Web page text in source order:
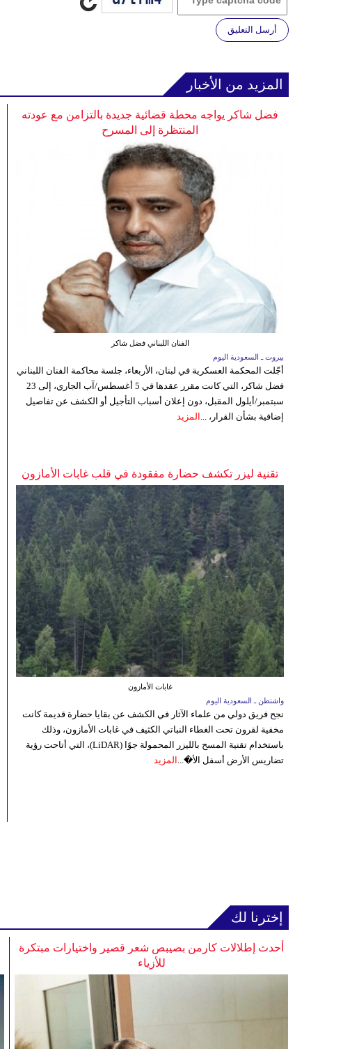
أرسل التعليق
المزيد من الأخبار
فضل شاكر يواجه محطة قضائية جديدة بالتزامن مع عودته
المنتظرة إلى المسرح
الفنان اللبناني فضل شاكر
بيروت ـ السعودية اليوم
أجّلت المحكمة العسكرية في لبنان، الأربعاء، جلسة محاكمة الفنان اللبناني
فضل شاكر، التي كانت مقرر عقدها في 5 أغسطس/آب الجاري، إلى 23
سبتمبر/أيلول المقبل، دون إعلان أسباب التأجيل أو الكشف عن تفاصيل
إضافية بشأن القرار، ... المزيد
تقنية ليزر تكشف حضارة مفقودة في قلب غابات الأمازون
غابات الأمازون
واشنطن ـ السعودية اليوم
نجح فريق دولي من علماء الآثار في الكشف عن بقايا حضارة قديمة كانت
مخفية لقرون تحت الغطاء النباتي الكثيف في غابات الأمازون، وذلك
باستخدام تقنية المسح بالليزر المحمولة جوًا (LiDAR)، التي أتاحت رؤية
تضاريس الأرض أسفل الأ�... المزيد
إخترنا لك
أحدث إطلالات كارمن بصيبص شعر قصير واختيارات مبتكرة
للأزياء